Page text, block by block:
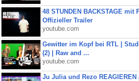
48 STUNDEN BACKSTAGE mit
Offizieller Trailer
youtube.com
Gewitter im Kopf bei RTL |
(2) | Raw and ...
youtube.com
Ju Julia und Rezo